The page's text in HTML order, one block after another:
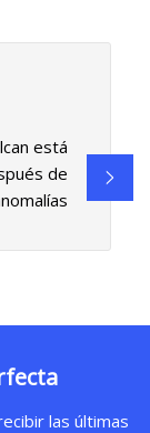
está
de
las últimas